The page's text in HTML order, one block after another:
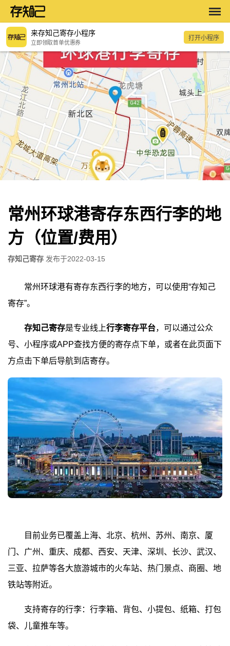
来存知己寄存小程序
立即领取首单优惠券
打开小程序
常州环球港寄存东西行李的地
方（位置/费用）
存知己寄存 发布于2022-03-15
常州环球港有寄存东西行李的地方，可以使用“存知己
寄存”。
存知己寄存是专业线上行李寄存平台，可以通过公众
号、小程序或APP查找方便的寄存点下单，或者在此页面下
方点击下单后导航到店寄存。
目前业务已覆盖上海、北京、杭州、苏州、南京、厦
门、广州、重庆、成都、西安、天津、深圳、长沙、武汉、
三亚、拉萨等各大旅游城市的火车站、热门景点、商圈、地
铁站等附近。
支持寄存的行李：行李箱、背包、小提包、纸箱、打包
袋、儿童推车等。